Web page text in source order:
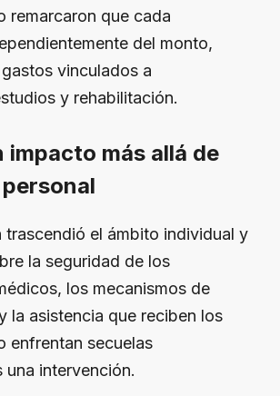
remarcaron que cada
del monto,
vinculados a
y rehabilitación.
impacto más allá de
trascendió el ámbito individual y
la seguridad de los
los mecanismos de
la asistencia que reciben los
enfrentan secuelas
una intervención.